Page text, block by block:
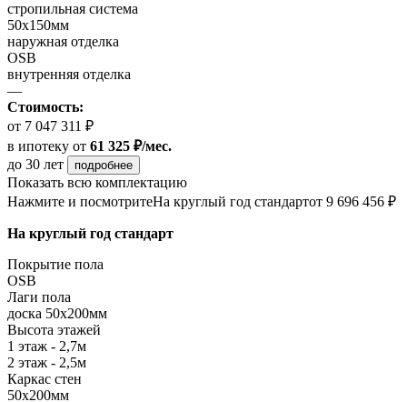
стропильная система
50х150мм
наружная отделка
OSB
внутренняя отделка
—
Стоимость:
от 7 047 311 ₽
в ипотеку от 61 325 ₽/мес.
до 30 лет
подробнее
Показать всю комплектацию
Нажмите и посмотритеНа круглый год стандартот 9 696 456 ₽
На круглый год стандарт
Покрытие пола
OSB
Лаги пола
доска 50х200мм
Высота этажей
1 этаж - 2,7м
2 этаж - 2,5м
Каркас стен
50х200мм